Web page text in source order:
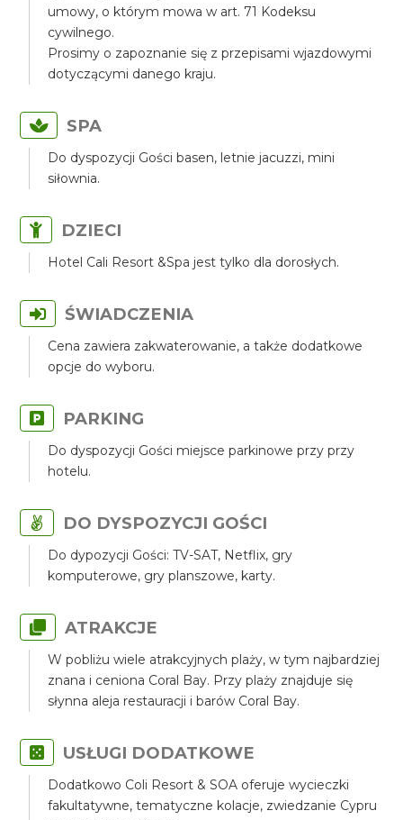
umowy, o którym mowa w art. 71 Kodeksu
cywilnego.
Prosimy o zapoznanie się z przepisami wjazdowymi
dotyczącymi danego kraju.
SPA
Do dyspozycji Gości basen, letnie jacuzzi, mini
siłownia.
DZIECI
Hotel Cali Resort &Spa jest tylko dla dorosłych.
ŚWIADCZENIA
Cena zawiera zakwaterowanie, a także dodatkowe
opcje do wyboru.
PARKING
Do dyspozycji Gości miejsce parkinowe przy przy
hotelu.
DO DYSPOZYCJI GOŚCI
Do dypozycji Gości: TV-SAT, Netflix, gry
komputerowe, gry planszowe, karty.
ATRAKCJE
W pobliżu wiele atrakcyjnych plaży, w tym najbardziej
znana i ceniona Coral Bay. Przy plaży znajduje się
słynna aleja restauracji i barów Coral Bay.
USŁUGI DODATKOWE
Dodatkowo Coli Resort & SOA oferuje wycieczki
fakultatywne, tematyczne kolacje, zwiedzanie Cypru